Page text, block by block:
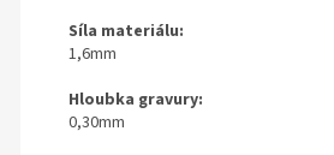
Síla materiálu:
1,6mm
Hloubka gravury:
0,30mm